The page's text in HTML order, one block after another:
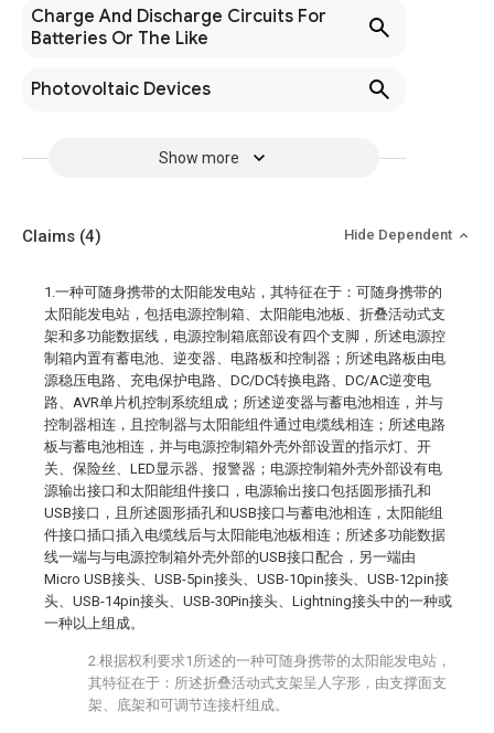
Charge And Discharge Circuits For
Batteries Or The Like
Photovoltaic Devices
Show more
Claims (4) Hide Dependent
1.一种可随身携带的太阳能发电站，其特征在于：可随身携带的
太阳能发电站，包括电源控制箱、太阳能电池板、折叠活动式支
架和多功能数据线，电源控制箱底部设有四个支脚，所述电源控
制箱内置有蓄电池、逆变器、电路板和控制器；所述电路板由电
源稳压电路、充电保护电路、DC/DC转换电路、DC/AC逆变电
路、AVR单片机控制系统组成；所述逆变器与蓄电池相连，并与
控制器相连，且控制器与太阳能组件通过电缆线相连；所述电路
板与蓄电池相连，并与电源控制箱外壳外部设置的指示灯、开
关、保险丝、LED显示器、报警器；电源控制箱外壳外部设有电
源输出接口和太阳能组件接口，电源输出接口包括圆形插孔和
USB接口，且所述圆形插孔和USB接口与蓄电池相连，太阳能组
件接口插口插入电缆线后与太阳能电池板相连；所述多功能数据
线一端与与电源控制箱外壳外部的USB接口配合，另一端由
Micro USB接头、USB-5pin接头、USB-10pin接头、USB-12pin接
头、USB-14pin接头、USB-30Pin接头、Lightning接头中的一种或
一种以上组成。
2.根据权利要求1所述的一种可随身携带的太阳能发电站，
其特征在于：所述折叠活动式支架呈人字形，由支撑面支
架、底架和可调节连接杆组成。